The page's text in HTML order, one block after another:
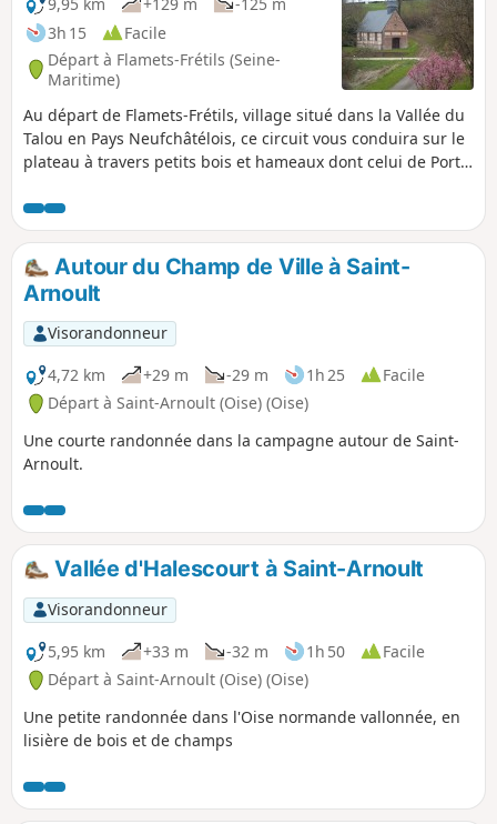
3h 15
Facile
Départ à Flamets-Frétils (Seine-
Maritime)
Au départ de Flamets-Frétils, village situé dans la Vallée du
Talou en Pays Neufchâtélois, ce circuit vous conduira sur le
plateau à travers petits bois et hameaux dont celui de Port-
Autour du Champ de Ville à Saint-
Arnoult
Visorandonneur
4,72 km
+29 m -29 m 1h 25
Facile
Départ à Saint-Arnoult (Oise) (Oise)
Une courte randonnée dans la campagne autour de Saint-
Arnoult.
Vallée d'Halescourt à Saint-Arnoult
Visorandonneur
5,95 km
+33 m -32 m 1h 50
Facile
Départ à Saint-Arnoult (Oise) (Oise)
Une petite randonnée dans l'Oise normande vallonnée, en
lisière de bois et de champs